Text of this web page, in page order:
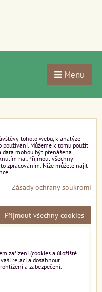
Menu
tohoto webu, k analýze
Můžeme k tomu použít
mohou být přenášena
na „Přijmout všechny
zpracováním. Níže můžete najít
Zásady ochrany soukromí
Přijmout všechny cookies
zařízení (cookies a úložiště
relaci a dosáhnout
a zabezpečení.